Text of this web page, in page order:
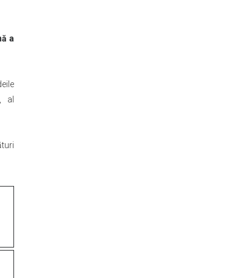
a
al